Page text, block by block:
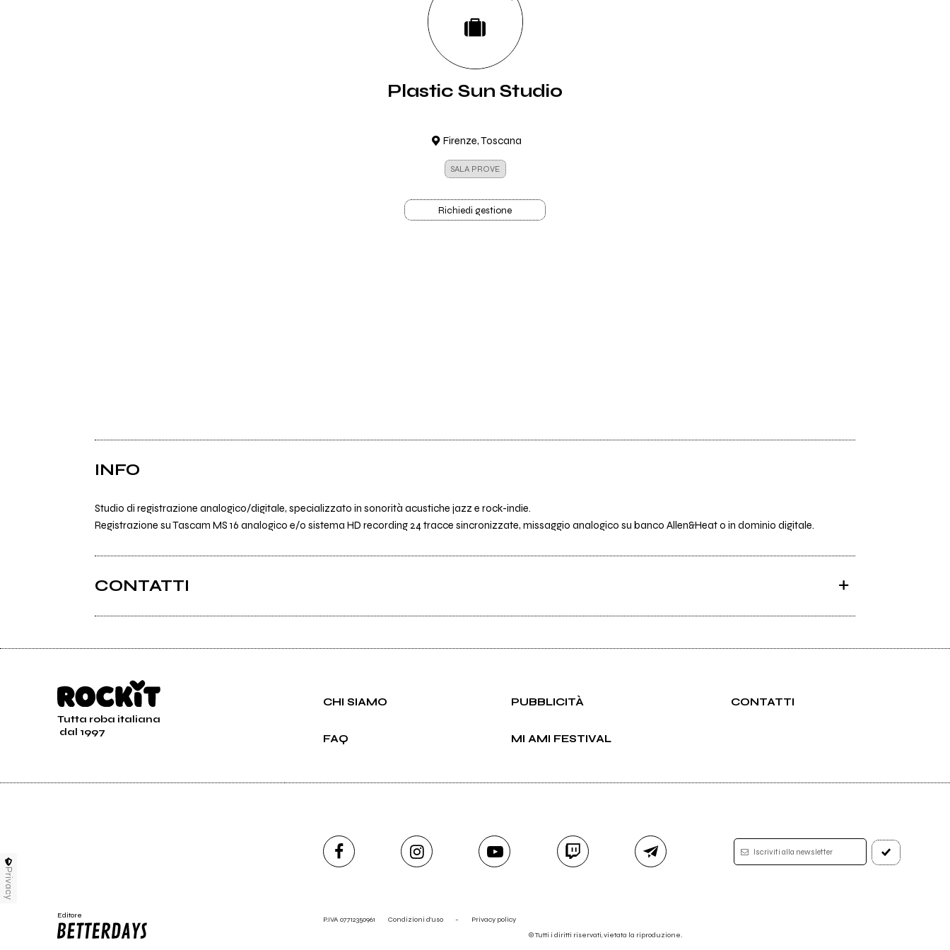
Plastic Sun Studio
Firenze, Toscana
SALA PROVE
Richiedi gestione
INFO
Studio di registrazione analogico/digitale, specializzato in sonorità acustiche jazz e rock-indie.
Registrazione su Tascam MS 16 analogico e/o sistema HD recording 24 tracce sincronizzate, missaggio analogico su banco Allen&Heat o in dominio digitale.
CONTATTI
Tutta roba italiana
dal 1997
CHI SIAMO PUBBLICITÀ CONTATTI
FAQ MI AMI FESTIVAL
Iscriviti alla newsletter
Editore P.IVA 07712350961 Condizioni d'uso -
Privacy policy
© Tutti i diritti riservati, vietata la riproduzione.
Privacy